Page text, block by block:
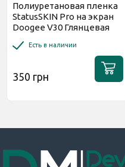
Полиуретановая пленка
StatusSKIN Pro на экран
Doogee V30 Глянцевая
Есть в наличии
350 грн